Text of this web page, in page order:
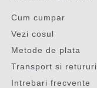
Cum cumpar
Vezi cosul
Metode de plata
Transport si retururi
Intrebari frecvente